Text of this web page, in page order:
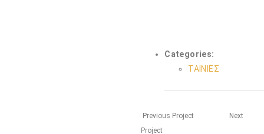
Categories:
ΤΑΙΝΙΕΣ
Previous Project
Next
Project